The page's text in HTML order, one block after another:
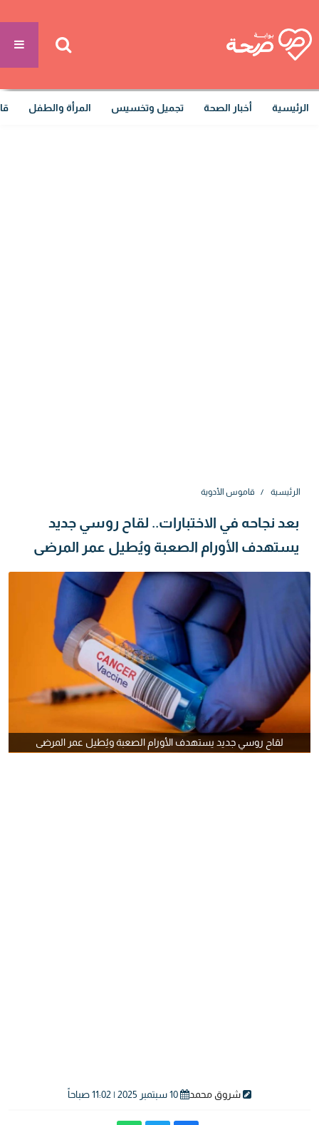
الرئيسية أخبار الصحة تجميل وتخسيس المرأة والطفل
الرئيسية قاموس الأدوية
بعد نجاحه في الاختبارات.. لقاح روسي جديد
يستهدف الأورام الصعبة ويُطيل عمر المرضى
لقاح روسي جديد يستهدف الأورام الصعبة ويُطيل عمر المرضى
شروق محمد